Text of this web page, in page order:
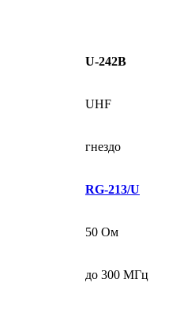
U-242B
UHF
гнездо
RG-213/U
50 Ом
до 300 МГц